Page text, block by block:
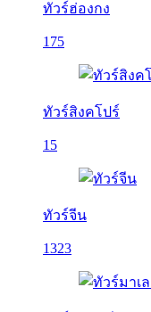
ทัวร์ฮ่องกง
175
ทัวร์สิงคโปร์
15
ทัวร์จีน
1323